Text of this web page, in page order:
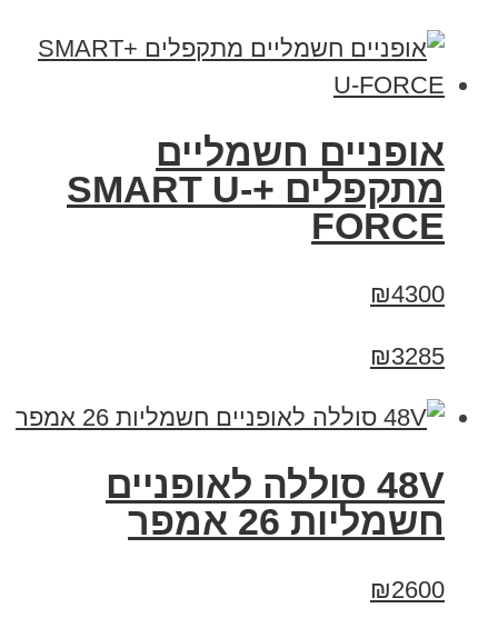
אופניים חשמליים
מתקפלים +SMART U-
FORCE
₪4300
₪3285
48V סוללה לאופניים
חשמליות 26 אמפר
₪2600